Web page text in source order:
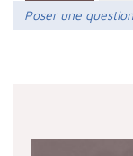
Poser une